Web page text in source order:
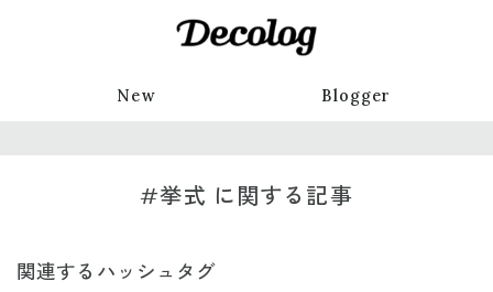
New Blogger
#挙式 に関する記事
関連するハッシュタグ